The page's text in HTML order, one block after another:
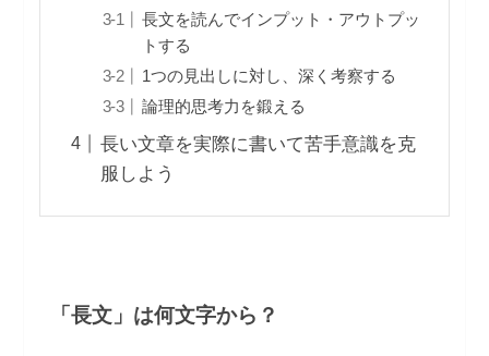
長文を読んでインプット・アウトプッ
トする
1つの見出しに対し、深く考察する
論理的思考力を鍛える
長い文章を実際に書いて苦手意識を克
服しよう
「長文」は何文字から？